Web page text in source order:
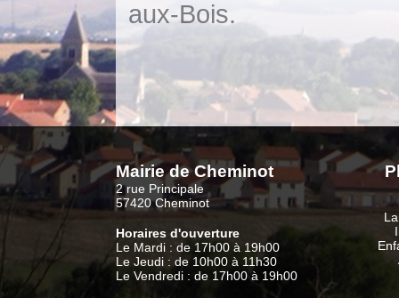
aux-Bois.
Mairie de Cheminot
2 rue Principale
57420 Cheminot
Horaires d'ouverture
Le Mardi : de 17h00 à 19h00
Le Jeudi : de 10h00 à 11h30
Le Vendredi : de 17h00 à 19h00